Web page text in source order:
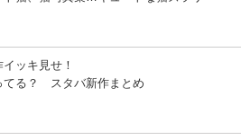
ッキ見せ！
てる？ スタバ新作まとめ